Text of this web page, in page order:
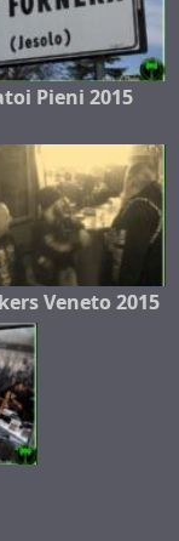
Pieni 2015
Veneto 2015